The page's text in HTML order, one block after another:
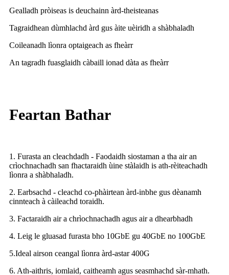
Gealladh pròiseas is deuchainn àrd-theisteanas
Tagraidhean dùmhlachd àrd gus àite uèiridh a shàbhaladh
Coileanadh lìonra optaigeach as fheàrr
An tagradh fuasglaidh càbaill ionad dàta as fheàrr
Feartan Bathar
1. Furasta an cleachdadh - Faodaidh siostaman a tha air an
crìochnachadh san fhactaraidh ùine stàlaidh is ath-rèiteachadh
lìonra a shàbhaladh.
2. Earbsachd - cleachd co-phàirtean àrd-inbhe gus dèanamh
cinnteach à càileachd toraidh.
3. Factaraidh air a chrìochnachadh agus air a dhearbhadh
4. Leig le gluasad furasta bho 10GbE gu 40GbE no 100GbE
5.Ideal airson ceangal lìonra àrd-astar 400G
6. Ath-aithris, iomlaid, caitheamh agus seasmhachd sàr-mhath.